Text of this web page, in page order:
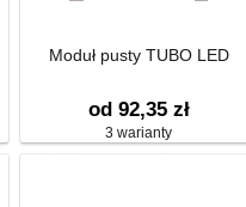
Moduł pusty TUBO LED
od 92,35 zł
3 warianty